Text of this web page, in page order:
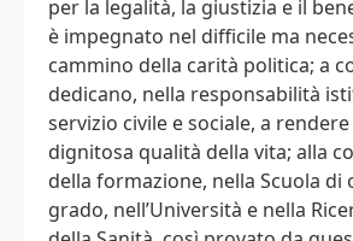
per la legalità, la giustizia e il
è impegnato nel difficile ma
cammino della carità politica; a
dedicano, nella responsabilità
servizio civile e sociale, a
dignitosa qualità della vita; alla
della formazione, nella Scuola di
grado, nell’Università e nella